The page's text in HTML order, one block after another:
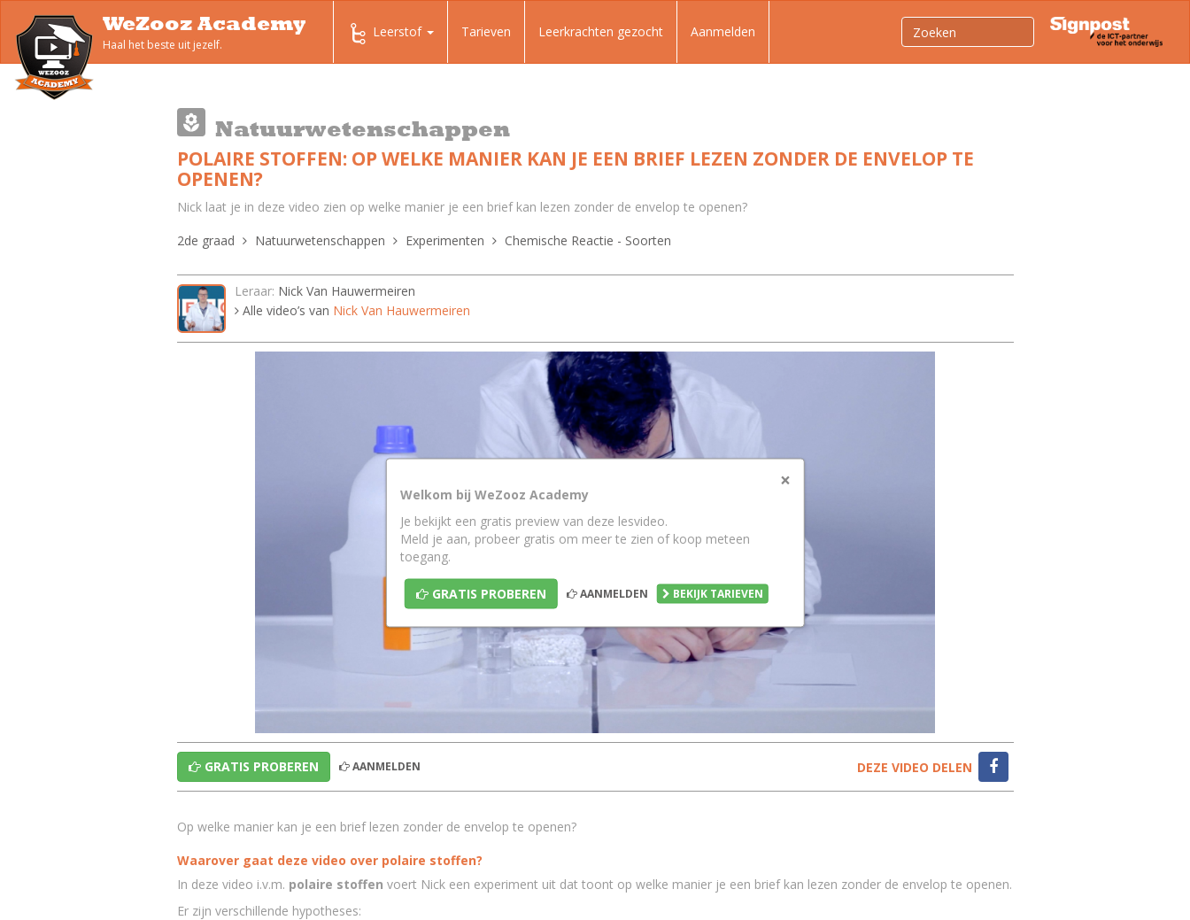
WeZooz Academy
Haal het beste uit jezelf.
Leerstof Tarieven Leerkrachten gezocht Aanmelden
Natuurwetenschappen
POLAIRE STOFFEN: OP WELKE MANIER KAN JE EEN BRIEF LEZEN ZONDER DE ENVELOP TE
OPENEN?
Nick laat je in deze video zien op welke manier je een brief kan lezen zonder de envelop te openen?
2de graad
Natuurwetenschappen Experimenten Chemische Reactie - Soorten
Leraar: Nick Van Hauwermeiren
Alle video’s van Nick Van Hauwermeiren
×
Welkom bij WeZooz Academy
Je bekijkt een gratis preview van deze lesvideo.
Meld je aan, probeer gratis om meer te zien of koop meteen
toegang.
GRATIS PROBEREN AANMELDEN BEKIJK TARIEVEN
GRATIS PROBEREN AANMELDEN DEZE VIDEO DELEN
Op welke manier kan je een brief lezen zonder de envelop te openen?
Waarover gaat deze video over polaire stoffen?
In deze video i.v.m. polaire stoffen voert Nick een experiment uit dat toont op welke manier je een brief kan lezen zonder de envelop te openen.
Er zijn verschillende hypotheses: